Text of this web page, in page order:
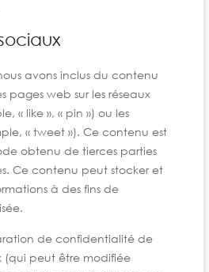
avons inclus du contenu
pages web sur les réseaux
« like », « pin ») ou les
« tweet »). Ce contenu est
obtenu de tierces parties
Ce contenu peut stocker et
à des fins de
de confidentialité de
(qui peut être modifiée